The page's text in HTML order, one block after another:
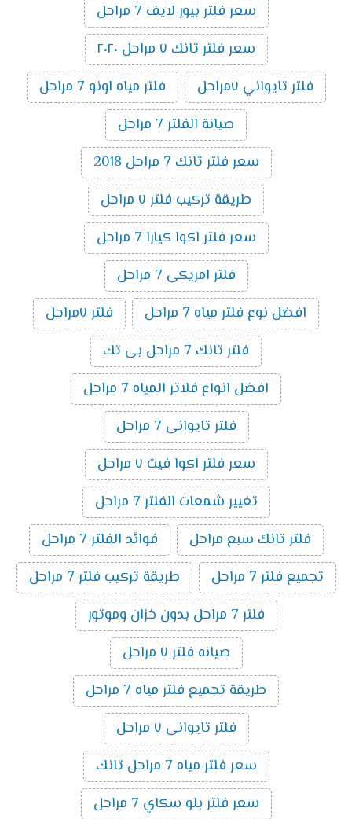
سعر فلتر بيور لايف 7 مراحل
سعر فلتر تانك ٧ مراحل ٢٠٢٠
فلتر تايواني ٧مراحل
فلتر مياه اونو 7 مراحل
صيانة الفلتر 7 مراحل
سعر فلتر تانك 7 مراحل 2018
طريقة تركيب فلتر ٧ مراحل
سعر فلتر اكوا كيارا 7 مراحل
فلتر امريكى 7 مراحل
افضل نوع فلتر مياه 7 مراحل
فلتر ٧مراحل
فلتر تانك 7 مراحل بى تك
افضل انواع فلاتر المياه 7 مراحل
فلتر تايوانى 7 مراحل
سعر فلتر اكوا فيت ٧ مراحل
تغيير شمعات الفلتر 7 مراحل
فلتر تانك سبع مراحل
فوائد الفلتر 7 مراحل
تجميع فلتر 7 مراحل
طريقة تركيب فلتر 7 مراحل
فلتر 7 مراحل بدون خزان وموتور
صيانه فلتر ٧ مراحل
طريقة تجميع فلتر مياه 7 مراحل
فلتر تايوانى ٧ مراحل
سعر فلتر مياه 7 مراحل تانك
سعر فلتر بلو سكاي 7 مراحل